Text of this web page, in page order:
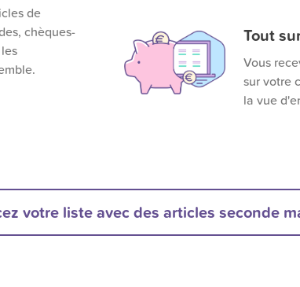
de
chèques-
Tout
Vous
sur votre
la vue
votre liste avec des articles seconde